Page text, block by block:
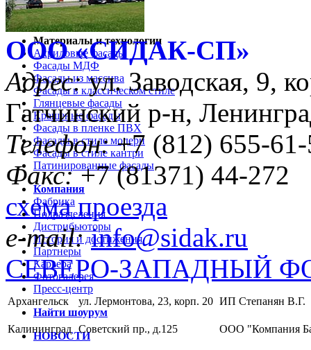
Гид по декорам
Материалы и технологии
Акриловые фасады
Фасады МДФ
Фасады из массива
Фасады в классическом стиле
Глянцевые фасады
Крашеные фасады
Фасады в пленке ПВХ
Фасады в стиле модерн
Фасады в стиле кантри
Патинированные фасады
Компания
Фабрика
Подразделения
Дистрибьюторы
История и достижения
Партнеры
Карьера
Фотогалерея
Пресс-центр
Найти шоурум
НОВОСТИ
ООО «CИДАК-СП»
Адрес:ул. Заводская, 9,
Гатчинский р-н,
Телефон:+7 (812) 655-
Факс:+7 (81371) 44-272
схема проезда
e-mail: info@sidak.ru
СЕВЕРО-ЗАПАДНЫЙ
Архангельск ул. Лермонтова, 23, корп. 20 ИП Степанян В.Г.
Калининград Советский пр., д.125 ООО "Компания